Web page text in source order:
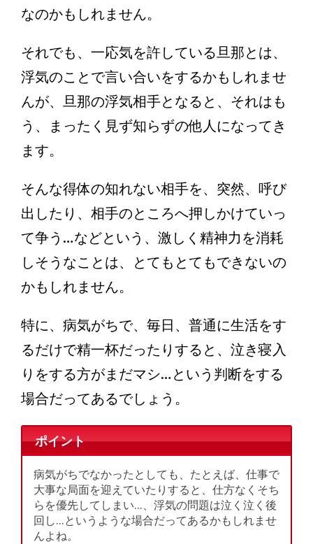
なのかもしれません。
それでも、一応気を許している旦那とは、
浮気のことで言い合いをするかもしれませ
んが、旦那の浮気相手となると、それはも
う、まったく見ず知らずの他人になってき
ます。
そんな得体の知れない相手を、突然、呼び
出したり、相手のところへ押しかけていっ
て争う…などという、激しく精神力を消耗
しそうなことは、とてもとてもできないの
かもしれません。
特に、病気がちで、毎日、普通に生活をす
るだけで精一杯だったりすると、泣き寝入
りをする方がまだマシ…という判断をする
場合だってあるでしょう。
ポイント
病気がちでなかったとしても、たとえば、仕事で
大事な局面を迎えていたりすると、仕方なくそち
らを優先してしまい…、浮気の問題は泣く泣く後
回し…というような場合だってあるかもしれませ
んよね。